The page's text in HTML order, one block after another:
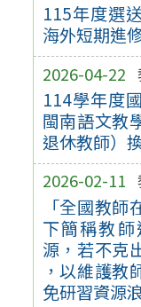
115年度選
海外短期進
2026-04-22
114學年度
閩南語文教
退休教師）
2026-02-11
「全國教
下簡稱教
源，若不克
，以維護教
免研習資源